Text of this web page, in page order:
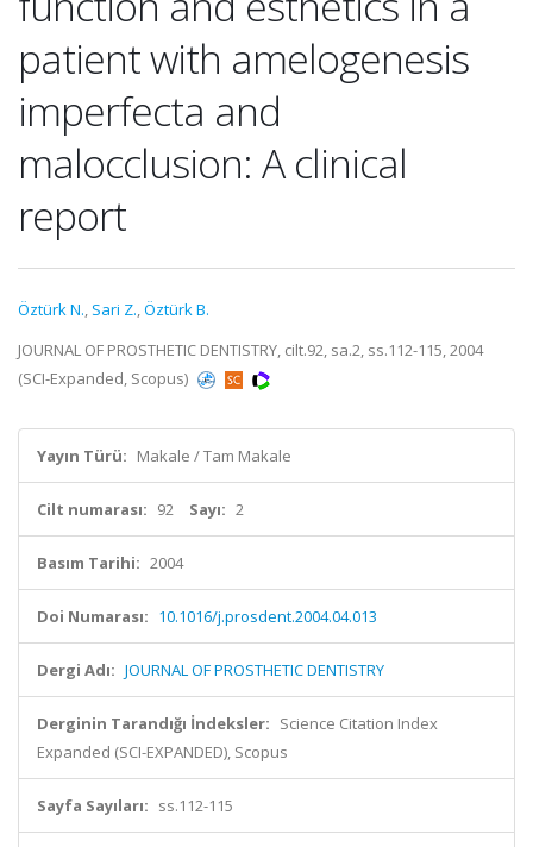
patient with amelogenesis
imperfecta and
malocclusion: A clinical
report
Öztürk N., Sari Z.,Öztürk B.
JOURNAL OF PROSTHETIC DENTISTRY, cilt.92, sa.2, ss.112-115, 2004
(SCI-Expanded, Scopus)
Yayın Türü: Makale / Tam Makale
Cilt numarası: 92 Sayı: 2
Basım Tarihi: 2004
Doi Numarası: 10.1016/j.prosdent.2004.04.013
Dergi Adı: JOURNAL OF PROSTHETIC DENTISTRY
Derginin Tarandığı İndeksler: Science Citation Index
Expanded (SCI-EXPANDED), Scopus
Sayfa Sayıları: ss.112-115